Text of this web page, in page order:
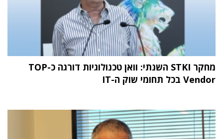
מחקר STKI השנתי: וואן טכנולוגיות דורגה כ-TOP
Vendor בכל תחומי שוק ה-IT